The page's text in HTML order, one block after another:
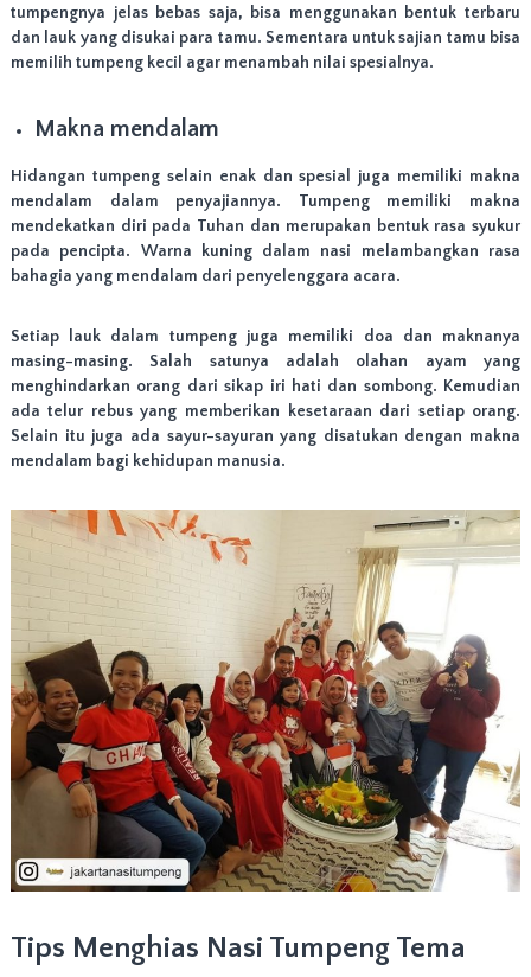
tumpengnya jelas bebas saja, bisa menggunakan bentuk terbaru
dan lauk yang disukai para tamu. Sementara untuk sajian tamu bisa
memilih tumpeng kecil agar menambah nilai spesialnya.
Makna mendalam
Hidangan tumpeng selain enak dan spesial juga memiliki makna
mendalam dalam penyajiannya. Tumpeng memiliki makna
mendekatkan diri pada Tuhan dan merupakan bentuk rasa syukur
pada pencipta. Warna kuning dalam nasi melambangkan rasa
bahagia yang mendalam dari penyelenggara acara.
Setiap lauk dalam tumpeng juga memiliki doa dan maknanya
masing-masing. Salah satunya adalah olahan ayam yang
menghindarkan orang dari sikap iri hati dan sombong. Kemudian
ada telur rebus yang memberikan kesetaraan dari setiap orang.
Selain itu juga ada sayur-sayuran yang disatukan dengan makna
mendalam bagi kehidupan manusia.
Tips Menghias Nasi Tumpeng Tema